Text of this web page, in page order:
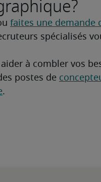
faites une demande
spécialisés
à combler vos
postes de
.